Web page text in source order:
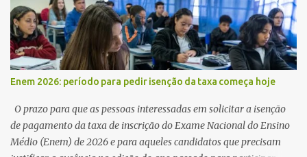
trazer mais informações. A primeira entrevista foi com o
inimaginável Gerson Andrade ,Professor da Rede Municipal
(efetivo), supervisor, Formado em Pedagogia e Biomedicina pela
UFPB. Leciona no Otto Illi, Gilberto Inácio, Ellinora Dornellas
,Escola Américo Falcão. Gerson nos contou que a idéia de disputar
a prefeitura veio de um sonho há 5 anos atrás, e também por
acreditar que o trabalho dos seus companheiros principalmente
da zona rural deve ser mais valorizado e que eles serão a Fortalez...
Enem 2026: período para pedir isenção da taxa começa hoje
O prazo para que as pessoas interessadas em solicitar a isenção
de pagamento da taxa de inscrição do Exame Nacional do Ensino
Médio (Enem) de 2026 e para aqueles candidatos que precisam